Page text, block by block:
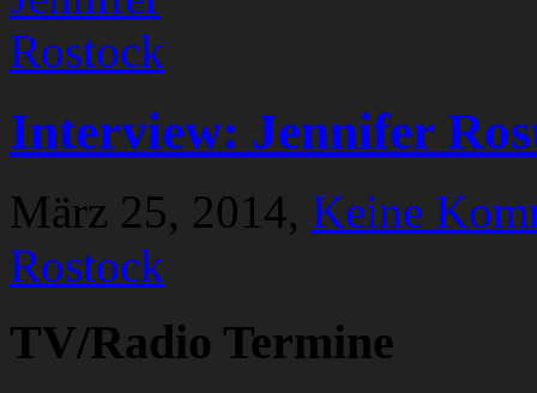
Interview: Jennifer
März 25, 2014, Keine
Rostock
TV/Radio Termine